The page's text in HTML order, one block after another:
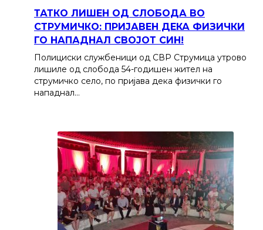
ТАТКО ЛИШЕН ОД СЛОБОДА ВО
СТРУМИЧКО: ПРИЈАВЕН ДЕКА ФИЗИЧКИ
ГО НАПАДНАЛ СВОЈОТ СИН!
Полициски службеници од СВР Струмица утрово
лишиле од слобода 54-годишен жител на
струмичко село, по пријава дека физички го
нападнал…